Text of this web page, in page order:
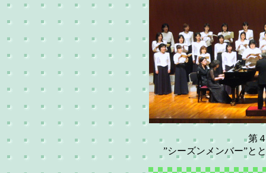
第
”シーズンメンバー”と